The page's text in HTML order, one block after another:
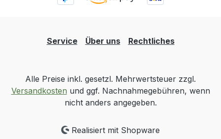
Service Über uns Rechtliches
Alle Preise inkl. gesetzl. Mehrwertsteuer zzgl.
Versandkosten und ggf. Nachnahmegebühren, wenn
nicht anders angegeben.
Realisiert mit Shopware